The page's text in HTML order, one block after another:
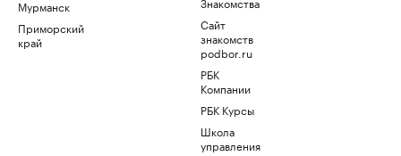
Мурманск
Приморский
край
Сайт
знакомств
podbor.ru
РБК
Компании
РБК Курсы
Школа
управления